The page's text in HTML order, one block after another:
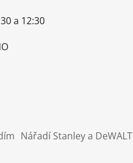
a 12:30-
Nářadí Stanley a DeWALT